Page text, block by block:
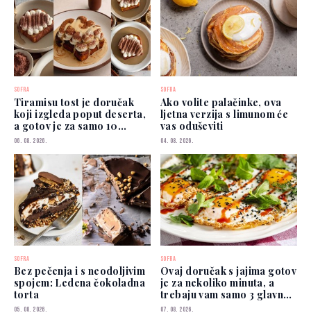
SOFRA
Tiramisu tost je doručak
koji izgleda poput deserta,
a gotov je za samo 10
minuta
06. 08. 2026.
SOFRA
Ako volite palačinke, ova
ljetna verzija s limunom će
vas oduševiti
04. 08. 2026.
SOFRA
Bez pečenja i s neodoljivim
spojem: Ledena čokoladna
torta
05. 08. 2026.
SOFRA
Ovaj doručak s jajima gotov
je za nekoliko minuta, a
trebaju vam samo 3 glavna
sastojka
07. 08. 2026.